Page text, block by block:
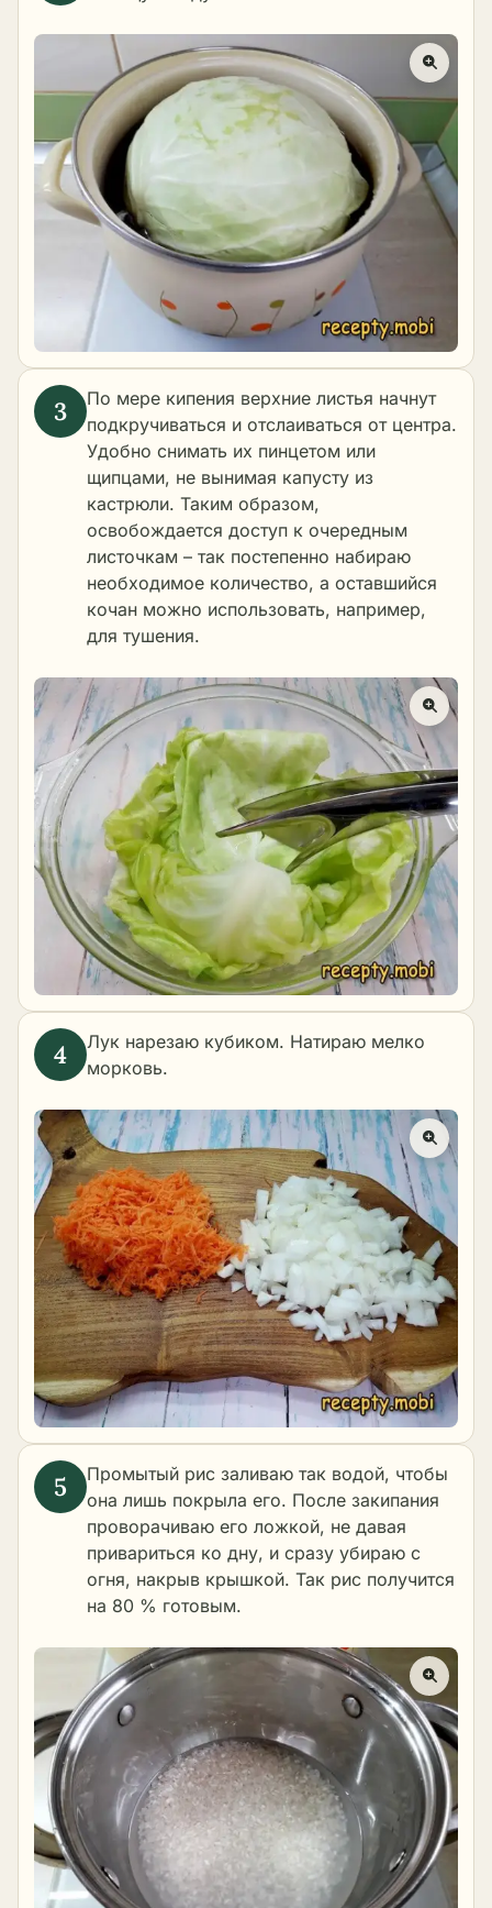
По мере кипения верхние листья начнут
подкручиваться и отслаиваться от центра.
Удобно снимать их пинцетом или
щипцами, не вынимая капусту из
кастрюли. Таким образом,
освобождается доступ к очередным
листочкам – так постепенно набираю
необходимое количество, а оставшийся
кочан можно использовать, например,
для тушения.
Лук нарезаю кубиком. Натираю мелко
морковь.
Промытый рис заливаю так водой, чтобы
она лишь покрыла его. После закипания
проворачиваю его ложкой, не давая
привариться ко дну, и сразу убираю с
огня, накрыв крышкой. Так рис получится
на 80 % готовым.